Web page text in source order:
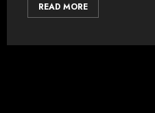
READ MORE